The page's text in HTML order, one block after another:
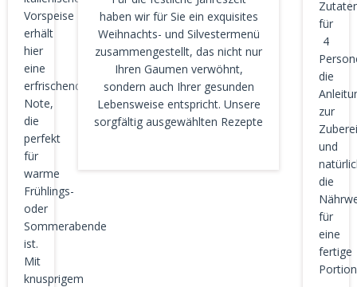
Vorspeise
erhält
hier
eine
erfrischende
Note,
die
perfekt
für
warme
Frühlings-
oder
Sommerabende
ist.
Mit
knusprigem
haben wir für Sie ein exquisites
Weihnachts- und Silvestermenü
zusammengestellt, das nicht nur
Ihren Gaumen verwöhnt,
sondern auch Ihrer gesunden
Lebensweise entspricht. Unsere
sorgfältig ausgewählten Rezepte
für
4
die
zur
und
die
für
eine
fertige